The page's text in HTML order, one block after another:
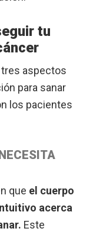
tu
tres aspectos
para sanar
los pacientes
que el cuerpo
acerca
Este